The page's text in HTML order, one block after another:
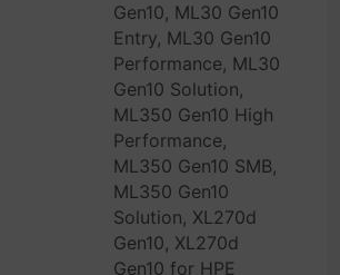
Gen10, ML30 Gen10
Entry, ML30 Gen10
Performance, ML30
Gen10 Solution,
ML350 Gen10 High
Performance,
ML350 Gen10 SMB,
ML350 Gen10
Solution, XL270d
Gen10, XL270d
Gen10 for HPE